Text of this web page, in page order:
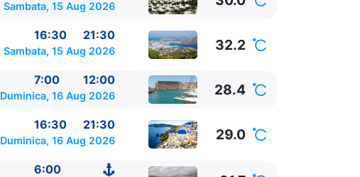
Sambata, 15 Aug 2026
16:30
21:30
Sambata, 15 Aug 2026 32.2
7:00
12:00
Duminica, 16 Aug 2026 28.4
16:30
21:30
Duminica, 16 Aug 2026 29.0
6:00